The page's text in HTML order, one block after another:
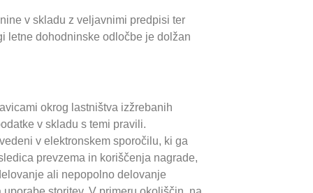
v skladu z veljavnimi predpisi ter
letne dohodninske odločbe je dolžan
okrog lastništva izžrebanih
v skladu s temi pravili.
v elektronskem sporočilu, ki ga
prevzema in koriščenja nagrade,
ali nepopolno delovanje